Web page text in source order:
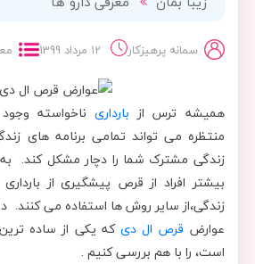
سمانه پرهیزکار 12 مرداد 1399
همیشه ترس ازبارداریناخواسته وجود
منتظره می تواند تمامی برنامه های
زندگی مشترک شما را دچار مشکل کند.
بیشتر افراد از قرص پیشگیری از
زندگی،از سایر روش ها استفاده می کنند.
عوارض قرص ال دی که یکی از ساده
است، را با هم بررسی کنیم .